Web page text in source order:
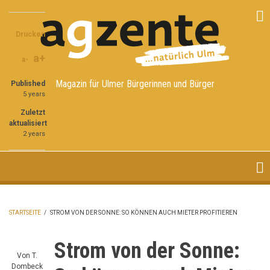
Inhalt
Magazin für Ulmer Bürgerinnen und Bürger
STARTSEITE / STROM VON DER SONNE: SO KÖNNEN AUCH MIETER PROFITIEREN
Von T.
Dombeck
Share
on
Facebook
Share
on
Twitter
Share
through
email
Drucken
a- a+
Published
5 years
Zuletzt
aktualisiert
2 years
Strom von der Sonne: